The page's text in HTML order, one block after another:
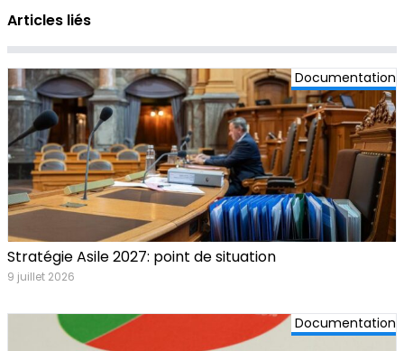
Articles liés
Documentation
Stratégie Asile 2027: point de situation
9 juillet 2026
Documentation